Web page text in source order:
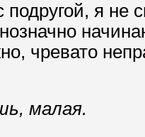
подругой, я
чревато
малая.